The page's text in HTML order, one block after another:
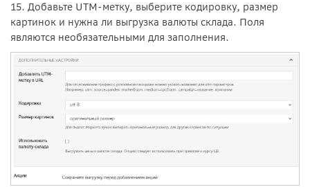
15. Добавьте UTM-метку, выберите кодировку, размер
картинок и нужна ли выгрузка валюты склада. Поля
являются необязательными для заполнения.